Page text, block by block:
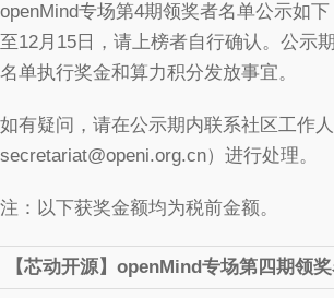
openMind专场第4期领奖者名单公示如下
至12月15日，请上榜者自行确认。公示
名单执行奖金和算力积分发放事宜。
如有疑问，请在公示期内联系社区工作人
secretariat@openi.org.cn）进行处理。
注：以下获奖金额均为税前金额。
【芯动开源】openMind专场第四期领